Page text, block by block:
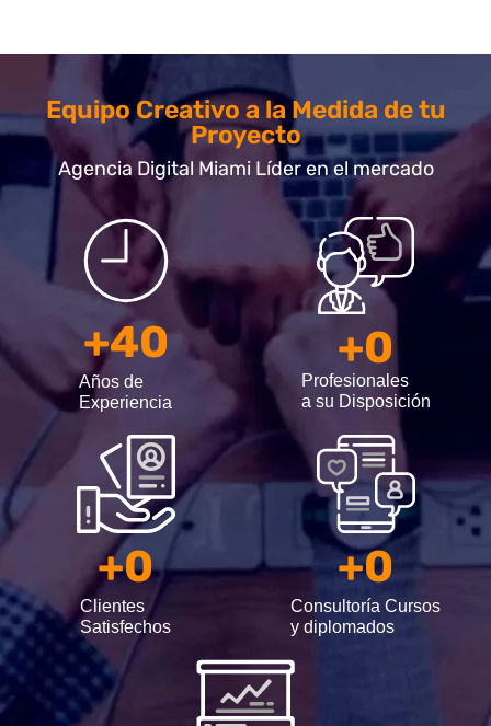
Equipo Creativo a la Medida de tu
Proyecto
Agencia Digital Miami Líder en el mercado
Años de
Experiencia
+40
Profesionales
a su Disposición
+0
Clientes
Satisfechos
+0
Consultoría Cursos
y diplomados
+0